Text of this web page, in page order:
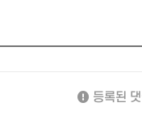
등록된